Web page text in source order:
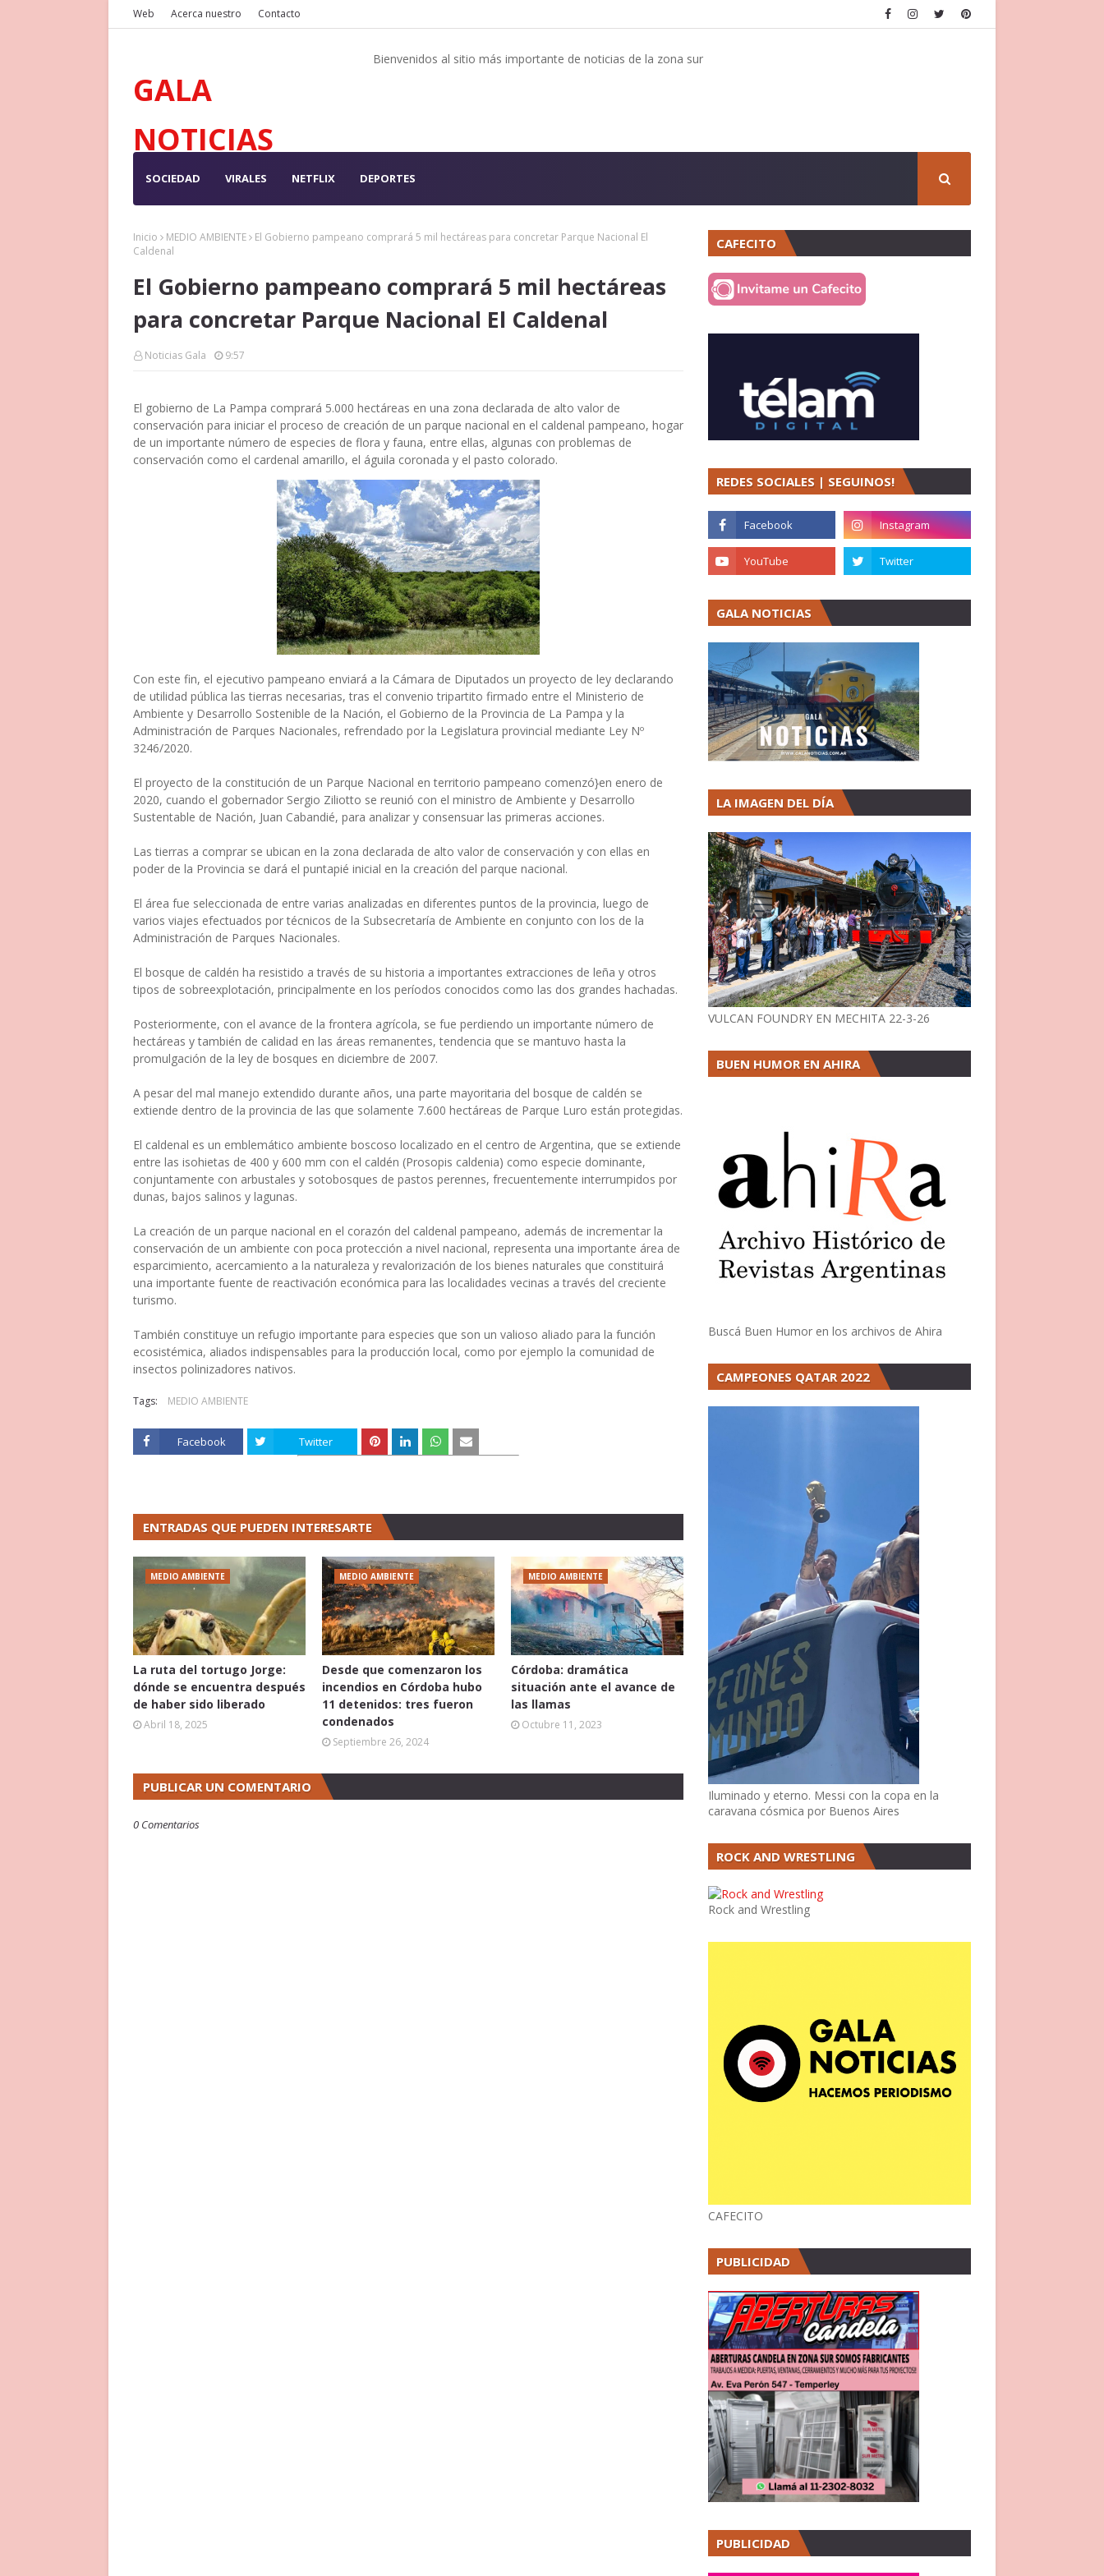
Web Acerca nuestro Contacto
GALA
NOTICIAS
Bienvenidos al sitio más importante de noticias de la zona sur
SOCIEDAD VIRALES NETFLIX DEPORTES
Inicio MEDIO AMBIENTE
El Gobierno pampeano comprará 5 mil hectáreas para concretar Parque Nacional El
Caldenal
El Gobierno pampeano comprará 5 mil hectáreas
para concretar Parque Nacional El Caldenal
Noticias Gala 9:57
El gobierno de La Pampa comprará 5.000 hectáreas en una zona declarada de alto valor de
conservación para iniciar el proceso de creación de un parque nacional en el caldenal pampeano, hogar
de un importante número de especies de flora y fauna, entre ellas, algunas con problemas de
conservación como el cardenal amarillo, el águila coronada y el pasto colorado.
Con este fin, el ejecutivo pampeano enviará a la Cámara de Diputados un proyecto de ley declarando
de utilidad pública las tierras necesarias, tras el convenio tripartito firmado entre el Ministerio de
Ambiente y Desarrollo Sostenible de la Nación, el Gobierno de la Provincia de La Pampa y la
Administración de Parques Nacionales, refrendado por la Legislatura provincial mediante Ley Nº
3246/2020.
El proyecto de la constitución de un Parque Nacional en territorio pampeano comenzó}en enero de
2020, cuando el gobernador Sergio Ziliotto se reunió con el ministro de Ambiente y Desarrollo
Sustentable de Nación, Juan Cabandié, para analizar y consensuar las primeras acciones.
Las tierras a comprar se ubican en la zona declarada de alto valor de conservación y con ellas en
poder de la Provincia se dará el puntapié inicial en la creación del parque nacional.
El área fue seleccionada de entre varias analizadas en diferentes puntos de la provincia, luego de
varios viajes efectuados por técnicos de la Subsecretaría de Ambiente en conjunto con los de la
Administración de Parques Nacionales.
El bosque de caldén ha resistido a través de su historia a importantes extracciones de leña y otros
tipos de sobreexplotación, principalmente en los períodos conocidos como las dos grandes hachadas.
Posteriormente, con el avance de la frontera agrícola, se fue perdiendo un importante número de
hectáreas y también de calidad en las áreas remanentes, tendencia que se mantuvo hasta la
promulgación de la ley de bosques en diciembre de 2007.
A pesar del mal manejo extendido durante años, una parte mayoritaria del bosque de caldén se
extiende dentro de la provincia de las que solamente 7.600 hectáreas de Parque Luro están protegidas.
El caldenal es un emblemático ambiente boscoso localizado en el centro de Argentina, que se extiende
entre las isohietas de 400 y 600 mm con el caldén (Prosopis caldenia) como especie dominante,
conjuntamente con arbustales y sotobosques de pastos perennes, frecuentemente interrumpidos por
dunas, bajos salinos y lagunas.
La creación de un parque nacional en el corazón del caldenal pampeano, además de incrementar la
conservación de un ambiente con poca protección a nivel nacional, representa una importante área de
esparcimiento, acercamiento a la naturaleza y revalorización de los bienes naturales que constituirá
una importante fuente de reactivación económica para las localidades vecinas a través del creciente
turismo.
También constituye un refugio importante para especies que son un valioso aliado para la función
ecosistémica, aliados indispensables para la producción local, como por ejemplo la comunidad de
insectos polinizadores nativos.
Tags: MEDIO AMBIENTE
Facebook Twitter
ENTRADAS QUE PUEDEN INTERESARTE
MEDIO AMBIENTE
La ruta del tortugo Jorge:
dónde se encuentra después
de haber sido liberado
Abril 18, 2025
MEDIO AMBIENTE
Desde que comenzaron los
incendios en Córdoba hubo
11 detenidos: tres fueron
condenados
Septiembre 26, 2024
MEDIO AMBIENTE
Córdoba: dramática
situación ante el avance de
las llamas
Octubre 11, 2023
PUBLICAR UN COMENTARIO
0 Comentarios
CAFECITO
REDES SOCIALES | SEGUINOS!
GALA NOTICIAS
LA IMAGEN DEL DÍA
VULCAN FOUNDRY EN MECHITA 22-3-26
BUEN HUMOR EN AHIRA
Buscá Buen Humor en los archivos de Ahira
CAMPEONES QATAR 2022
Iluminado y eterno. Messi con la copa en la
caravana cósmica por Buenos Aires
ROCK AND WRESTLING
Rock and Wrestling
CAFECITO
PUBLICIDAD
PUBLICIDAD